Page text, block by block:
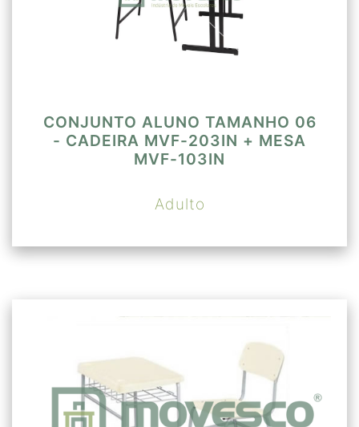
CONJUNTO ALUNO TAMANHO 06
- CADEIRA MVF-203IN + MESA
MVF-103IN
Adulto